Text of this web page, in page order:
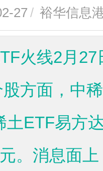
27 / 裕华信息
火线2月
方面，中
土ETF易方
。消息面